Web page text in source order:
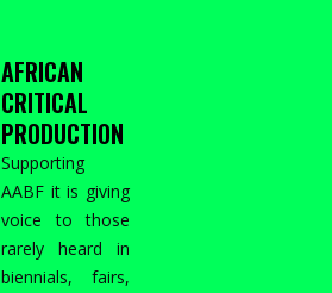
AFRICAN
CRITICAL
PRODUCTION
Supporting
AABF it is giving
voice to those
rarely heard in
biennials, fairs,